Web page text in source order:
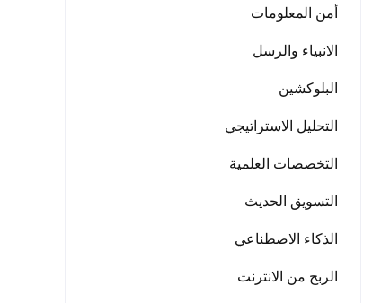
أمن المعلومات
الانبياء والرسل
البلوكشين
التحليل الاستراتيجي
التخصصات العلمية
التسويق الحديث
الذكاء الاصطناعي
الربح من الانترنت